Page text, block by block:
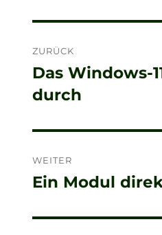
ZURÜCK
Vorheriger
Beitrag:
Das Windows-
durch
WEITER
Nächster
Ein Modul